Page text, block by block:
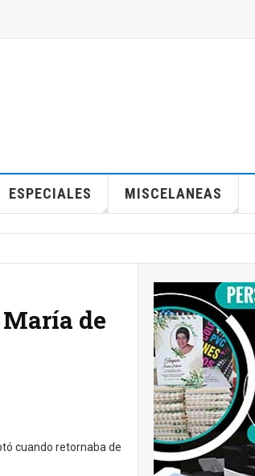
ESPECIALES MISCELANEAS
de
cuando retornaba de